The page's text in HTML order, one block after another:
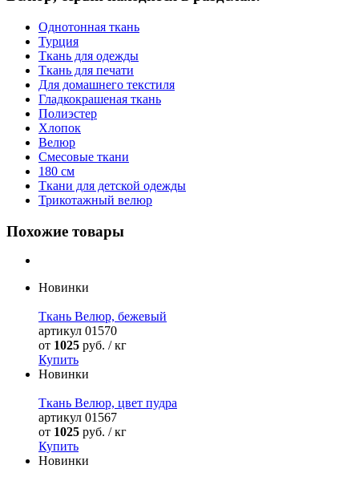
Однотонная ткань
Турция
Ткань для одежды
Ткань для печати
Для домашнего текстиля
Гладкокрашеная ткань
Полиэстер
Хлопок
Велюр
Смесовые ткани
180 см
Ткани для детской одежды
Трикотажный велюр
Похожие товары
Новинки
Ткань Велюр, бежевый
артикул 01570
от 1025 руб. / кг
Купить
Новинки
Ткань Велюр, цвет пудра
артикул 01567
от 1025 руб. / кг
Купить
Новинки